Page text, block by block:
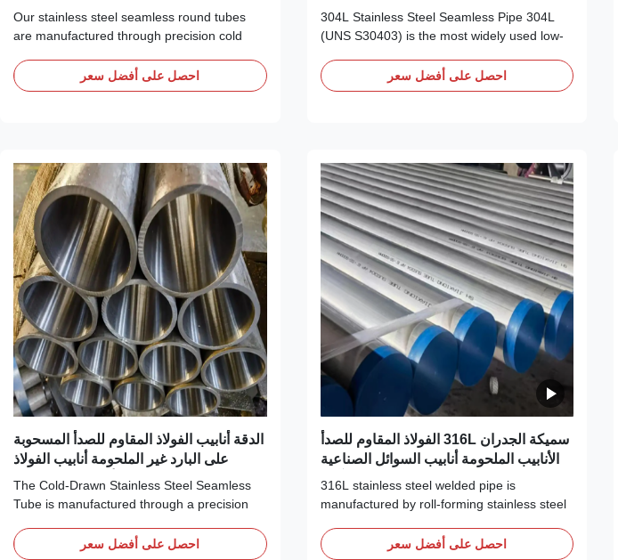
مسحوب على البارد
304L Stainless Steel Seamless Pipe 304L
(UNS S30403) is the most widely used low-
With its carbon content controlled below
0.03%, 304L Stainless Steel Seamless Pipe
احصل على أفضل سعر
Our stainless steel seamless round tubes
are manufactured through precision cold
a uniform wall thickness, smooth surface
finish, and complete absence of weld seams.
احصل على أفضل سعر
سميكة الجدران 316L الفولاذ المقاوم للصدأ
الأنابيب الملحومة أنابيب السوائل الصناعية
المقاومة للتآكل
316L stainless steel welded pipe is
manufactured by roll-forming stainless steel
longitudinal welding. As an ultra-low carbon
احصل على أفضل سعر
الدقة أنابيب الفولاذ المقاوم للصدأ المسحوبة
على البارد غير الملحومة أنابيب الفولاذ
المقاوم للصدأ الملدنة الساطعة
The Cold-Drawn Stainless Steel Seamless
Tube is manufactured through a precision
dimensional accuracy, surface finish, and
احصل على أفضل سعر